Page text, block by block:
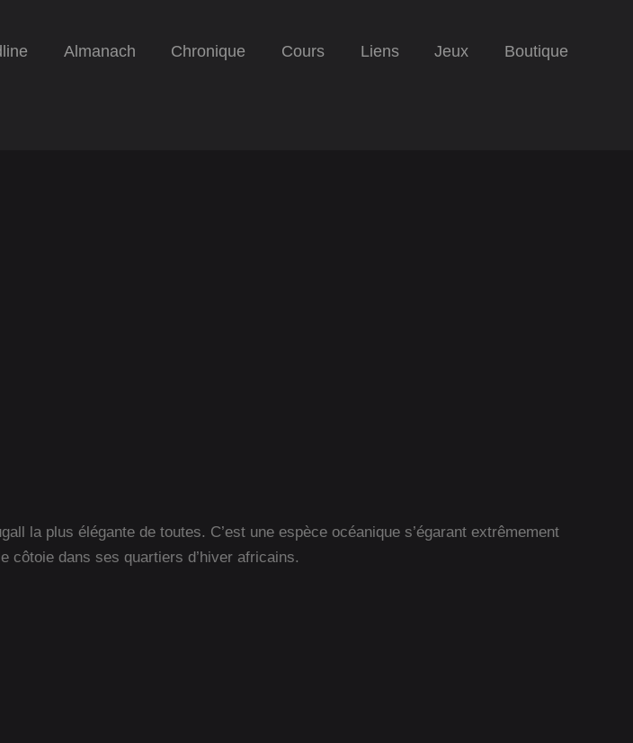
Almanach Chronique Cours Liens Jeux Boutique
la plus élégante de toutes. C’est une espèce océanique s’égarant extrêmement
côtoie dans ses quartiers d’hiver africains.